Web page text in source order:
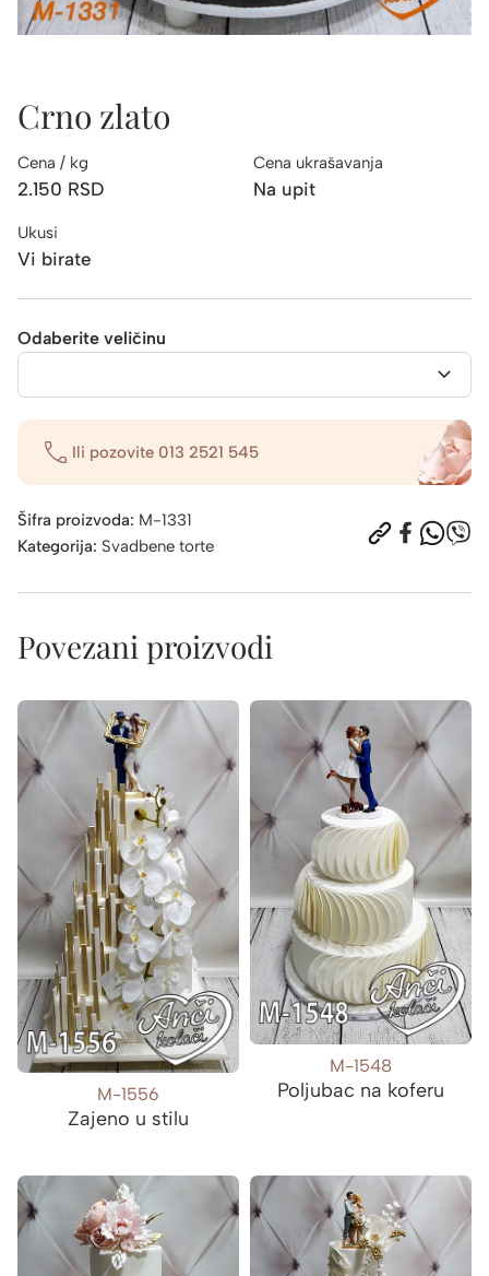
Crno zlato
Cena / kg
2.150 RSD
Cena ukrašavanja
Na upit
Ukusi
Vi birate
Odaberite veličinu
Ili pozovite 013 2521 545
Šifra proizvoda: M-1331
Kategorija: Svadbene torte
Povezani proizvodi
M-1556
Zajeno u stilu
M-1548
Poljubac na koferu